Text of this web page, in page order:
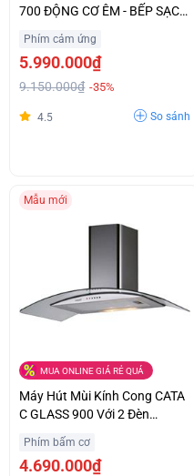
700 ĐỘNG CƠ ÊM - BẾP SẠCH
Phím cảm ứng
5.990.000₫
9.150.000₫ -35%
4.5 So sánh
Mẫu mới
MUA ONLINE GIÁ RẺ QUÁ
Máy Hút Mùi Kính Cong CATA
C GLASS 900 Với 2 Đèn
Lớn
Phím bấm cơ
4.690.000₫